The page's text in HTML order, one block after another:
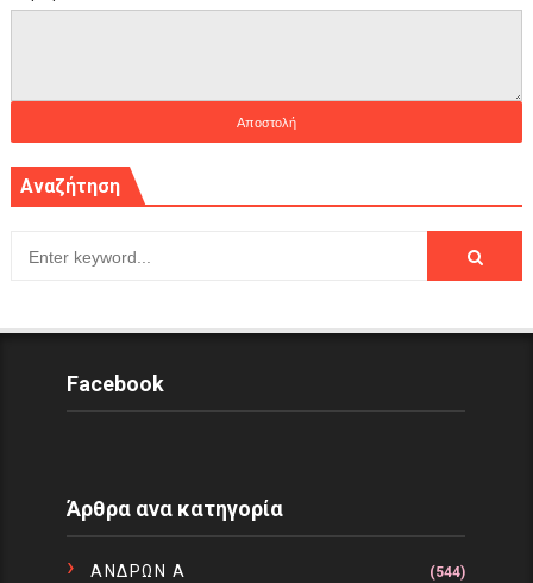
Αναζήτηση
Facebook
Άρθρα ανα κατηγορία
ΑΝΔΡΩΝ Α (544)